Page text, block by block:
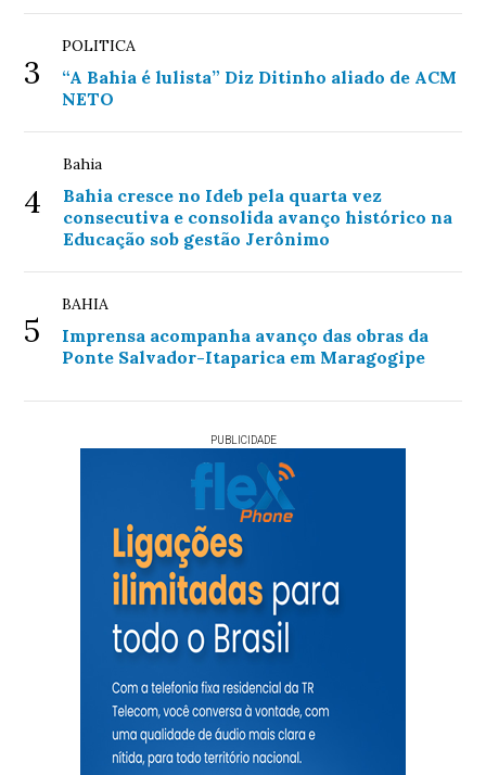
3
POLITICA
“A Bahia é lulista” Diz Ditinho aliado de ACM
NETO
4
Bahia
Bahia cresce no Ideb pela quarta vez
consecutiva e consolida avanço histórico na
Educação sob gestão Jerônimo
5
BAHIA
Imprensa acompanha avanço das obras da
Ponte Salvador-Itaparica em Maragogipe
PUBLICIDADE